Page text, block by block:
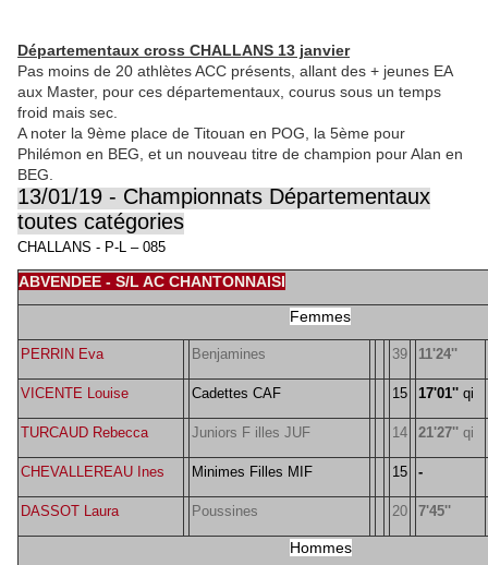
Départementaux cross CHALLANS 13 janvier
Pas moins de 20 athlètes ACC présents, allant des + jeunes EA
aux Master, pour ces départementaux, courus sous un temps
froid mais sec.
A noter la 9ème place de Titouan en POG, la 5ème pour
Philémon en BEG, et un nouveau titre de champion pour Alan en
BEG.
13/01/19 - Championnats Départementaux
toutes catégories
CHALLANS - P-L – 085
ABVENDEE - S/L AC CHANTONNAISI
Femmes
PERRIN Eva Benjamines 39 11'24''
VICENTE Louise Cadettes CAF 15 17'01'' qi
TURCAUD Rebecca Juniors F illes JUF 14 21'27'' qi
CHEVALLEREAU Ines Minimes Filles MIF 15 -
DASSOT Laura Poussines 20 7'45''
Hommes